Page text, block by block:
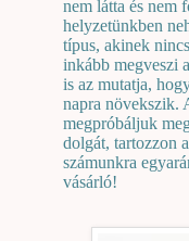
nem látta és nem
helyzetünkben
típus, akinek
inkább megveszi
is az mutatja,
napra növekszik.
megpróbáljuk
dolgát, tartozzon
számunkra
vásárló!